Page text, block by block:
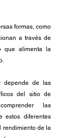
a través de
que alimenta la
depende de las
del sitio de
las
estos diferentes
rendimiento de la